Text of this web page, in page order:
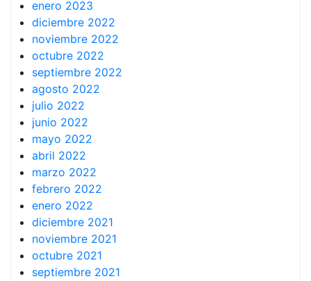
enero 2023
diciembre 2022
noviembre 2022
octubre 2022
septiembre 2022
agosto 2022
julio 2022
junio 2022
mayo 2022
abril 2022
marzo 2022
febrero 2022
enero 2022
diciembre 2021
noviembre 2021
octubre 2021
septiembre 2021